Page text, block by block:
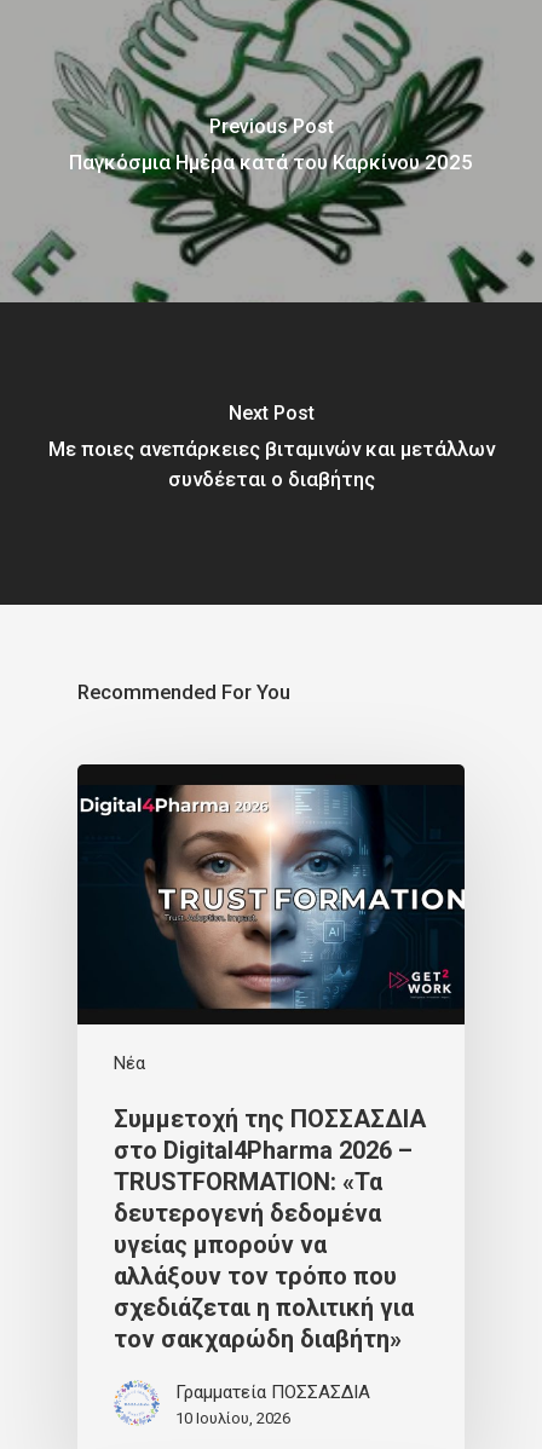
Previous Post
Παγκόσμια Ημέρα κατά του Καρκίνου 2025
Next Post
Με ποιες ανεπάρκειες βιταμινών και μετάλλων
συνδέεται ο διαβήτης
Recommended For You
Νέα
Συμμετοχή της ΠΟΣΣΑΣΔΙΑ
στο Digital4Pharma 2026 –
TRUSTFORMATION: «Τα
δευτερογενή δεδομένα
υγείας μπορούν να
αλλάξουν τον τρόπο που
σχεδιάζεται η πολιτική για
τον σακχαρώδη διαβήτη»
Γραμματεία ΠΟΣΣΑΣΔΙΑ
10 Ιουλίου, 2026